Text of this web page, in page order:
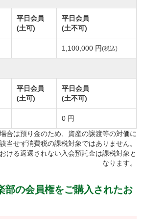
広々とした丘陵地に広がる戦略性の
スレートは73.2。
志氏。自然との調和を追求した芸
りをコンセプトとした美しいコー
ね備えたアンジュレーションが効
ーンがドラマチックなゲームを演
ーグラウンドから眺める景観はそ
で異なるため、景色の違いも併せ
ジ頂きたいコースです。
平日会員
(土可)
平日会員
(土不可)
1,100,000 円(税込)
平日会員
(土可)
平日会員
(土不可)
0 円
合は預り金のため、資産の譲渡等の対価に
該当せず消費税の課税対象ではありません。
ける返還されない入会預託金は課税対象と
なります。
部の会員権をご購入されたお